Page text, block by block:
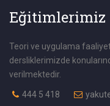
Eğitimlerimiz
Teori ve uygulama
dersliklerimizde
verilmektedir.
444 5 418